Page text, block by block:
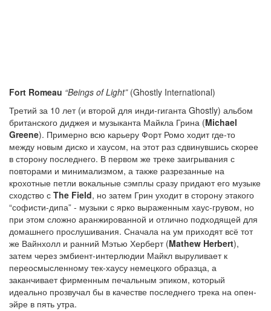
Fort Romeau “Beings of Light”(Ghostly International)
Третий за 10 лет (и второй для инди-гиганта Ghostly) альбом
британского диджея и музыканта Майкла Грина (Michael
Greene). Примерно всю карьеру Форт Ромо ходит где-то
между новым диско и хаусом, на этот раз сдвинувшись скорее
в сторону последнего. В первом же треке заигрывания с
повторами и минимализмом, а также разрезанные на
крохотные петли вокальные сэмплы сразу придают его музыке
сходство с The Field, но затем Грин уходит в сторону этакого
“софисти-дипа” - музыки с ярко выраженным хаус-грувом, но
при этом сложно аранжированной и отлично подходящей для
домашнего прослушивания. Сначала на ум приходят всё тот
же Вайнхолл и ранний Мэтью Херберт (Mathew Herbert),
затем через эмбиент-интерлюдии Майкл выруливает к
переосмысленному тек-хаусу немецкого образца, а
заканчивает фирменным печальным эпиком, который
идеально прозвучал бы в качестве последнего трека на опен-
эйре в пять утра.